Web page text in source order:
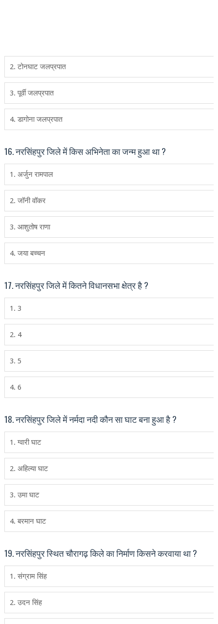
2. टोनघाट जलप्रपात
3. पूर्वी जलप्रपात
4. डागोना जलप्रपात
16. नरसिंहपुर जिले में किस अभिनेता का जन्‍म हुआ था ?
1. अर्जुन रामपाल
2. जॉनी वॉकर
3. आशुतोष राणा
4. जया बच्‍चन
17. नरसिंहपुर जिले में कितने विधानसभा क्षेत्र है ?
1. 3
2. 4
3. 5
4. 6
18. नरसिंहपुर जिले में नर्मदा नदी कौन सा घाट बना हुआ है ?
1. ग्‍वारी घाट
2. अहिल्‍या घाट
3. उमा घाट
4. बरमान घाट
19. नरसिंहपुर स्थित चौरागढ़ किले का निर्माण किसने करवाया था ?
1. संग्राम सिंह
2. उदन सिंह